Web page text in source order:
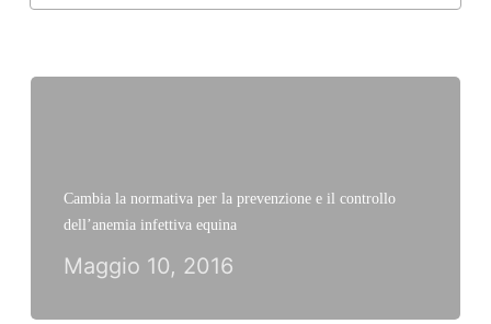
Cambia la normativa per la prevenzione e il controllo
dell’anemia infettiva equina
Maggio 10, 2016